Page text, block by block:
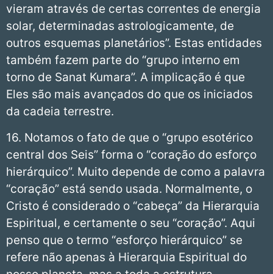
vieram através de certas correntes de energia
solar, determinadas astrologicamente, de
outros esquemas planetários”. Estas entidades
também fazem parte do “grupo interno em
torno de Sanat Kumara”. A implicação é que
Eles são mais avançados do que os iniciados
da cadeia terrestre.
16. Notamos o fato de que o “grupo esotérico
central dos Seis” forma o “coração do esforço
hierárquico”. Muito depende de como a palavra
“coração” está sendo usada. Normalmente, o
Cristo é considerado o “cabeça” da Hierarquia
Espiritual, e certamente o seu “coração”. Aqui
penso que o termo “esforço hierárquico” se
refere não apenas à Hierarquia Espiritual do